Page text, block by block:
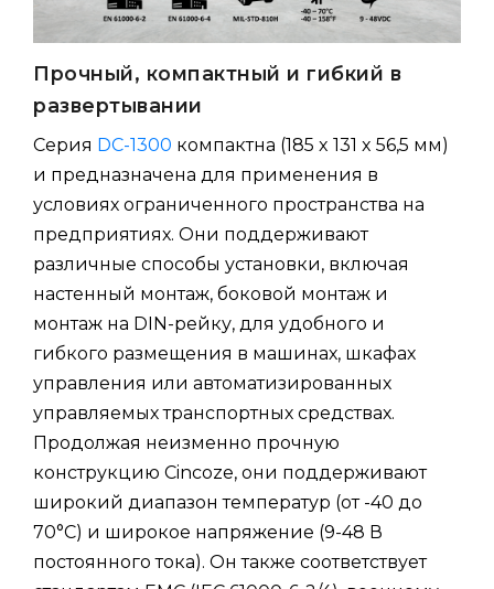
Прочный, компактный и гибкий в
развертывании
Серия DC-1300 компактна (185 x 131 x 56,5 мм)
и предназначена для применения в
условиях ограниченного пространства на
предприятиях. Они поддерживают
различные способы установки, включая
настенный монтаж, боковой монтаж и
монтаж на DIN-рейку, для удобного и
гибкого размещения в машинах, шкафах
управления или автоматизированных
управляемых транспортных средствах.
Продолжая неизменно прочную
конструкцию Cincoze, они поддерживают
широкий диапазон температур (от -40 до
70°C) и широкое напряжение (9-48 В
постоянного тока). Он также соответствует